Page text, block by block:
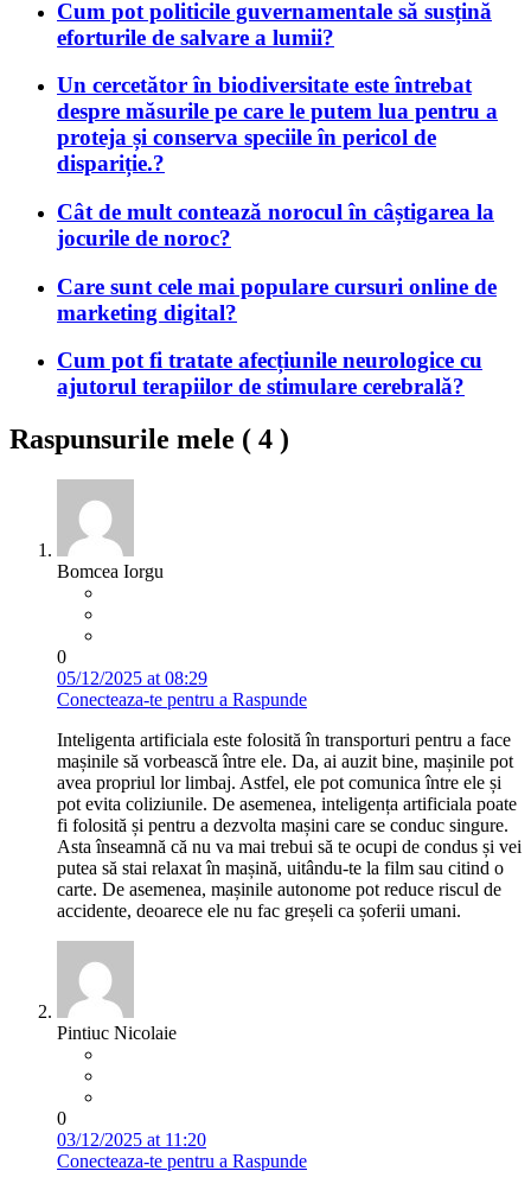
Cum pot politicile guvernamentale să susțină
eforturile de salvare a lumii?
Un cercetător în biodiversitate este întrebat
despre măsurile pe care le putem lua pentru a
proteja și conserva speciile în pericol de
dispariție.?
Cât de mult contează norocul în câștigarea la
jocurile de noroc?
Care sunt cele mai populare cursuri online de
marketing digital?
Cum pot fi tratate afecțiunile neurologice cu
ajutorul terapiilor de stimulare cerebrală?
Raspunsurile mele ( 4 )
Bomcea Iorgu
0
05/12/2025 at 08:29
Conecteaza-te pentru a Raspunde
Inteligenta artificiala este folosită în transporturi pentru a face
mașinile să vorbească între ele. Da, ai auzit bine, mașinile pot
avea propriul lor limbaj. Astfel, ele pot comunica între ele și
pot evita coliziunile. De asemenea, inteligența artificiala poate
fi folosită și pentru a dezvolta mașini care se conduc singure.
Asta înseamnă că nu va mai trebui să te ocupi de condus și vei
putea să stai relaxat în mașină, uitându-te la film sau citind o
carte. De asemenea, mașinile autonome pot reduce riscul de
accidente, deoarece ele nu fac greșeli ca șoferii umani.
Pintiuc Nicolaie
0
03/12/2025 at 11:20
Conecteaza-te pentru a Raspunde